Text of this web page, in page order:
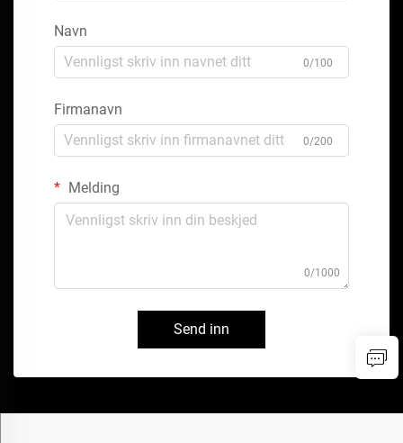
Navn
0/100
Firmanavn
0/200
Melding
0/1000
Send inn